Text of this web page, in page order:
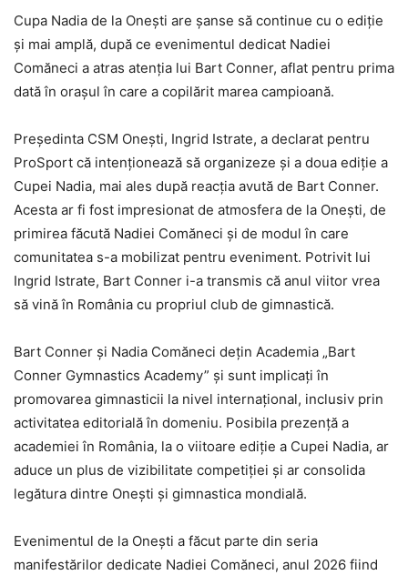
Cupa Nadia de la Onești are șanse să continue cu o ediție
și mai amplă, după ce evenimentul dedicat Nadiei
Comăneci a atras atenția lui Bart Conner, aflat pentru prima
dată în orașul în care a copilărit marea campioană.
Președinta CSM Onești, Ingrid Istrate, a declarat pentru
ProSport că intenționează să organizeze și a doua ediție a
Cupei Nadia, mai ales după reacția avută de Bart Conner.
Acesta ar fi fost impresionat de atmosfera de la Onești, de
primirea făcută Nadiei Comăneci și de modul în care
comunitatea s-a mobilizat pentru eveniment. Potrivit lui
Ingrid Istrate, Bart Conner i-a transmis că anul viitor vrea
să vină în România cu propriul club de gimnastică.
Bart Conner și Nadia Comăneci dețin Academia „Bart
Conner Gymnastics Academy” și sunt implicați în
promovarea gimnasticii la nivel internațional, inclusiv prin
activitatea editorială în domeniu. Posibila prezență a
academiei în România, la o viitoare ediție a Cupei Nadia, ar
aduce un plus de vizibilitate competiției și ar consolida
legătura dintre Onești și gimnastica mondială.
Evenimentul de la Onești a făcut parte din seria
manifestărilor dedicate Nadiei Comăneci, anul 2026 fiind